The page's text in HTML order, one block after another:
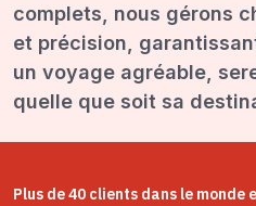
complets, nous gérons
et précision,
un voyage agréable,
quelle que soit sa
Plus de 40 clients dans le monde